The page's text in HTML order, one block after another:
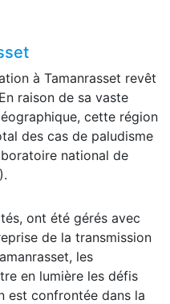
à Tamanrasset revêt
raison de sa vaste
cette région
des cas de paludisme
national de
ont été gérés avec
de la transmission
les
en lumière les défis
est confrontée dans la